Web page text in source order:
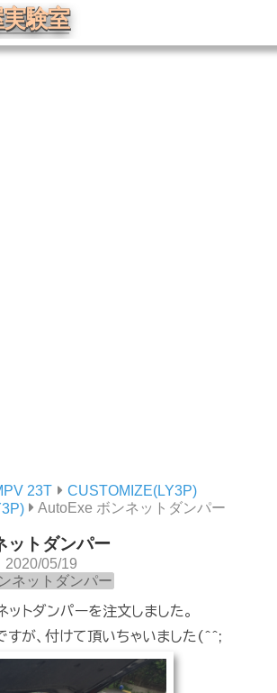
23T
CUSTOMIZE(LY3P)
AutoExe ボンネットダンパー
トダンパー
2020/05/19
ネットダンパー
トダンパーを注文しました。
すが、付けて頂いちゃいました(^^;